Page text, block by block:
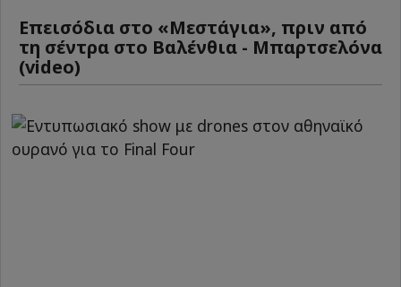
Επεισόδια στο «Μεστάγια», πριν από
τη σέντρα στο Βαλένθια - Μπαρτσελόνα
(video)